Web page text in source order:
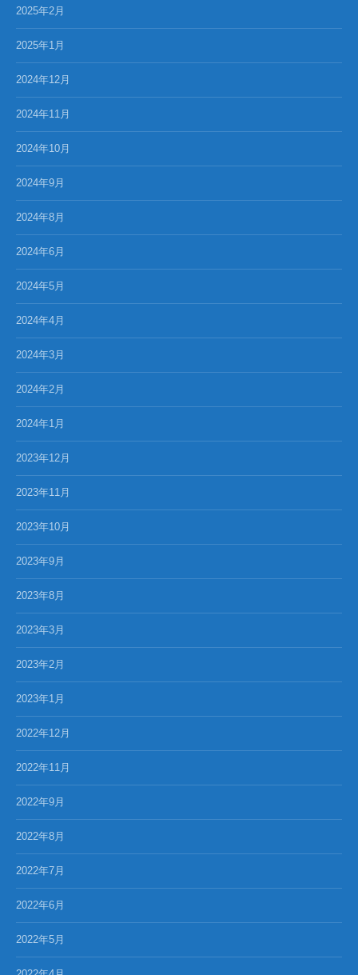
2025年2月
2025年1月
2024年12月
2024年11月
2024年10月
2024年9月
2024年8月
2024年6月
2024年5月
2024年4月
2024年3月
2024年2月
2024年1月
2023年12月
2023年11月
2023年10月
2023年9月
2023年8月
2023年3月
2023年2月
2023年1月
2022年12月
2022年11月
2022年9月
2022年8月
2022年7月
2022年6月
2022年5月